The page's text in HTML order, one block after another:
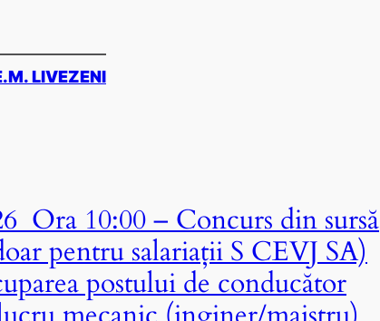
LIVEZENI
Ora 10:00 – Concurs din sursă
pentru salariații S CEVJ SA)
postului de conducător